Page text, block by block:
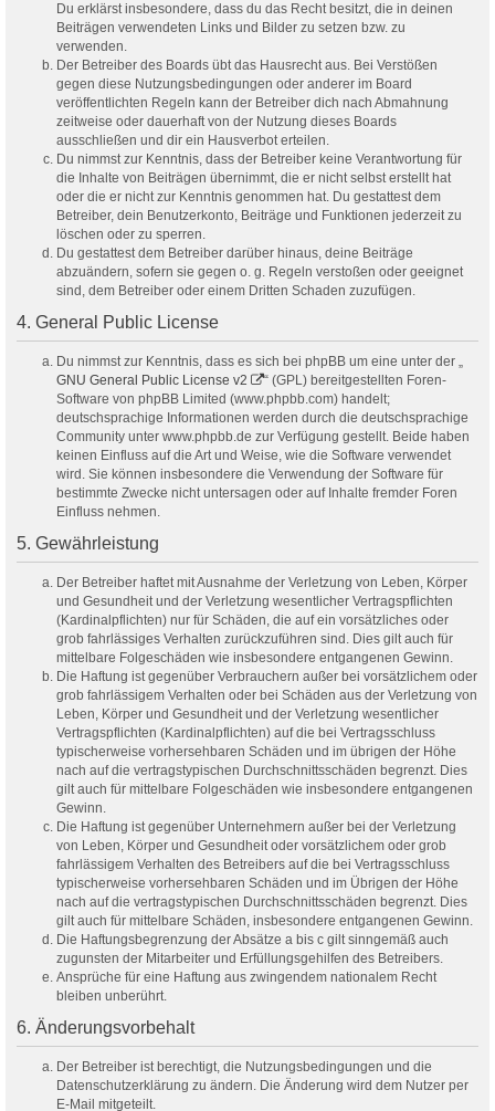
Du erklärst insbesondere, dass du das Recht besitzt, die in deinen
Beiträgen verwendeten Links und Bilder zu setzen bzw. zu
verwenden.
Der Betreiber des Boards übt das Hausrecht aus. Bei Verstößen
gegen diese Nutzungsbedingungen oder anderer im Board
veröffentlichten Regeln kann der Betreiber dich nach Abmahnung
zeitweise oder dauerhaft von der Nutzung dieses Boards
ausschließen und dir ein Hausverbot erteilen.
Du nimmst zur Kenntnis, dass der Betreiber keine Verantwortung für
die Inhalte von Beiträgen übernimmt, die er nicht selbst erstellt hat
oder die er nicht zur Kenntnis genommen hat. Du gestattest dem
Betreiber, dein Benutzerkonto, Beiträge und Funktionen jederzeit zu
löschen oder zu sperren.
Du gestattest dem Betreiber darüber hinaus, deine Beiträge
abzuändern, sofern sie gegen o. g. Regeln verstoßen oder geeignet
sind, dem Betreiber oder einem Dritten Schaden zuzufügen.
4. General Public License
Du nimmst zur Kenntnis, dass es sich bei phpBB um eine unter der „
GNU General Public License v2
“ (GPL) bereitgestellten Foren-
Software von phpBB Limited (www.phpbb.com) handelt;
deutschsprachige Informationen werden durch die deutschsprachige
Community unter www.phpbb.de zur Verfügung gestellt. Beide haben
keinen Einfluss auf die Art und Weise, wie die Software verwendet
wird. Sie können insbesondere die Verwendung der Software für
bestimmte Zwecke nicht untersagen oder auf Inhalte fremder Foren
Einfluss nehmen.
5. Gewährleistung
Der Betreiber haftet mit Ausnahme der Verletzung von Leben, Körper
und Gesundheit und der Verletzung wesentlicher Vertragspflichten
(Kardinalpflichten) nur für Schäden, die auf ein vorsätzliches oder
grob fahrlässiges Verhalten zurückzuführen sind. Dies gilt auch für
mittelbare Folgeschäden wie insbesondere entgangenen Gewinn.
Die Haftung ist gegenüber Verbrauchern außer bei vorsätzlichem oder
grob fahrlässigem Verhalten oder bei Schäden aus der Verletzung von
Leben, Körper und Gesundheit und der Verletzung wesentlicher
Vertragspflichten (Kardinalpflichten) auf die bei Vertragsschluss
typischerweise vorhersehbaren Schäden und im übrigen der Höhe
nach auf die vertragstypischen Durchschnittsschäden begrenzt. Dies
gilt auch für mittelbare Folgeschäden wie insbesondere entgangenen
Gewinn.
Die Haftung ist gegenüber Unternehmern außer bei der Verletzung
von Leben, Körper und Gesundheit oder vorsätzlichem oder grob
fahrlässigem Verhalten des Betreibers auf die bei Vertragsschluss
typischerweise vorhersehbaren Schäden und im Übrigen der Höhe
nach auf die vertragstypischen Durchschnittsschäden begrenzt. Dies
gilt auch für mittelbare Schäden, insbesondere entgangenen Gewinn.
Die Haftungsbegrenzung der Absätze a bis c gilt sinngemäß auch
zugunsten der Mitarbeiter und Erfüllungsgehilfen des Betreibers.
Ansprüche für eine Haftung aus zwingendem nationalem Recht
bleiben unberührt.
6. Änderungsvorbehalt
Der Betreiber ist berechtigt, die Nutzungsbedingungen und die
Datenschutzerklärung zu ändern. Die Änderung wird dem Nutzer per
E-Mail mitgeteilt.